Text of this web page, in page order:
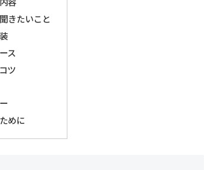
きたいこと
ス
ツ
めに